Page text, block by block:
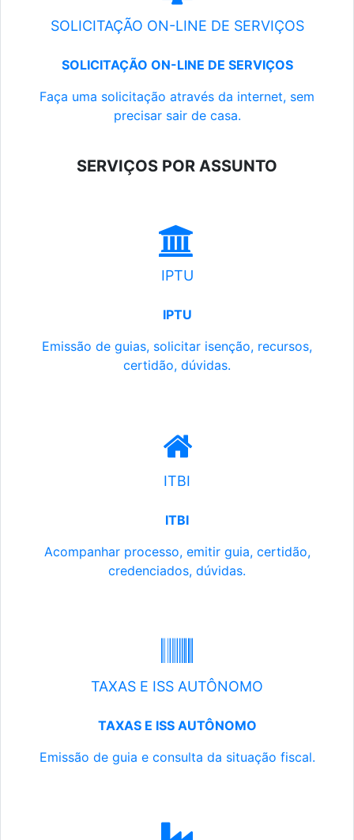
SOLICITAÇÃO ON-LINE DE SERVIÇOS
SOLICITAÇÃO ON-LINE DE SERVIÇOS
Faça uma solicitação através da internet, sem
precisar sair de casa.
SERVIÇOS POR ASSUNTO
IPTU
IPTU
Emissão de guias, solicitar isenção, recursos,
certidão, dúvidas.
ITBI
ITBI
Acompanhar processo, emitir guia, certidão,
credenciados, dúvidas.
TAXAS E ISS AUTÔNOMO
TAXAS E ISS AUTÔNOMO
Emissão de guia e consulta da situação fiscal.